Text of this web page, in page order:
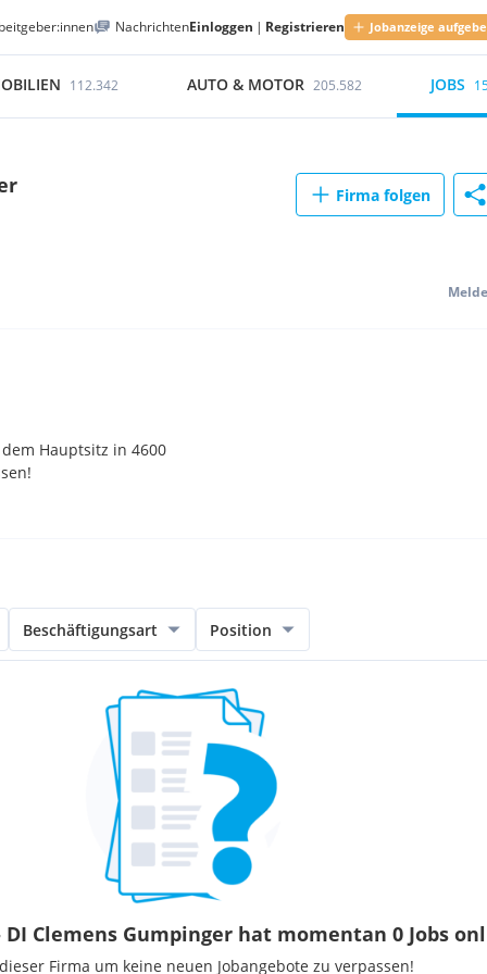
NachrichtenEinloggen | Registrieren Jobanzeige
112.342 AUTO & MOTOR 205.582 JOBS
Firma folgen
Hauptsitz in 4600
Beschäftigungsart Position
Clemens Gumpinger hat momentan 0 Jobs
Firma um keine neuen Jobangebote zu verpassen!